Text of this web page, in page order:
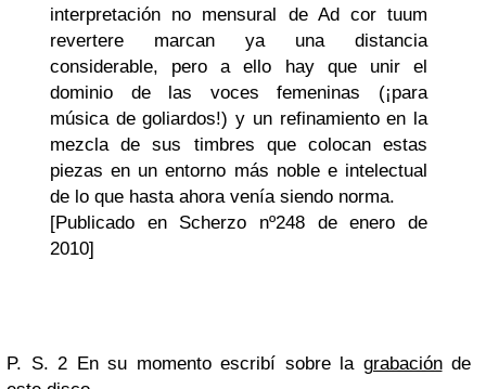
interpretación no mensural de Ad cor tuum
revertere marcan ya una distancia
considerable, pero a ello hay que unir el
dominio de las voces femeninas (¡para
música de goliardos!) y un refinamiento en la
mezcla de sus timbres que colocan estas
piezas en un entorno más noble e intelectual
de lo que hasta ahora venía siendo norma.
[Publicado en Scherzo nº248 de enero de
2010]
P. S. 2 En su momento escribí sobre la grabaciónde